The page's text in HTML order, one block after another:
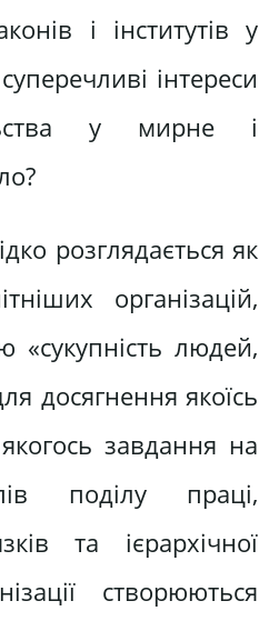
і інститутів у
інтереси
у мирне і
розглядається як
організацій,
«сукупність людей,
досягнення якоїсь
завдання на
поділу праці,
та ієрархічної
створюються